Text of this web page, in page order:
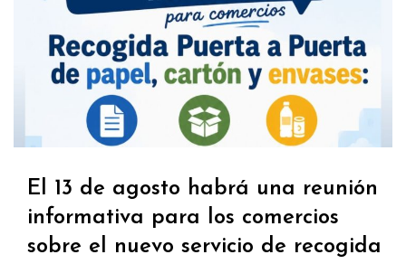
El 13 de agosto habrá una reunión
informativa para los comercios
sobre el nuevo servicio de recogida